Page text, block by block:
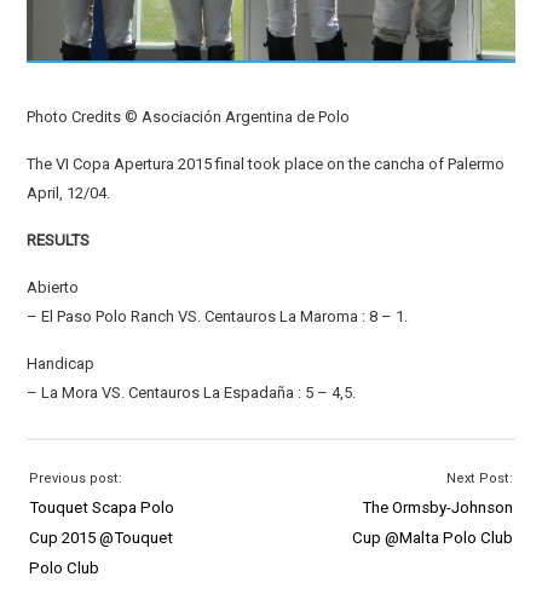
Photo Credits © Asociación Argentina de Polo
The VI Copa Apertura 2015 final took place on the cancha of Palermo
April, 12/04.
RESULTS
Abierto
– El Paso Polo Ranch VS. Centauros La Maroma : 8 – 1.
Handicap
– La Mora VS. Centauros La Espadaña : 5 – 4,5.
Previous post:
Touquet Scapa Polo
Cup 2015 @Touquet
Polo Club
Next Post:
The Ormsby-Johnson
Cup @Malta Polo Club